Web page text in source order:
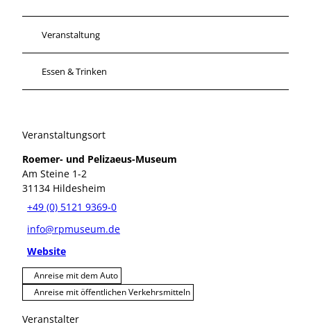
Veranstaltung
Essen & Trinken
Veranstaltungsort
Roemer- und Pelizaeus-Museum
Am Steine 1-2
31134 Hildesheim
+49 (0) 5121 9369-0
info@rpmuseum.de
Website
Anreise mit dem Auto
Anreise mit öffentlichen Verkehrsmitteln
Veranstalter